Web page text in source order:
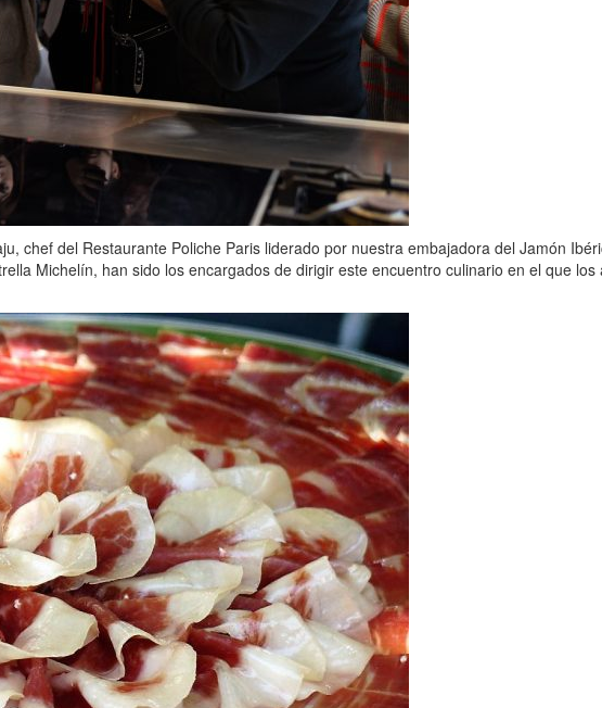
chef del Restaurante Poliche Paris liderado por nuestra embajadora del Jamón
Michelín, han sido los encargados de dirigir este encuentro culinario en el que